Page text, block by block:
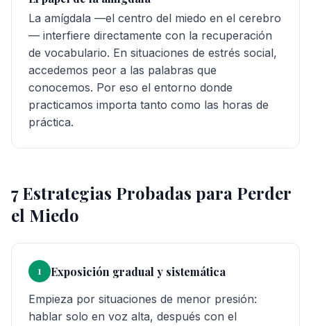
La amígdala —el centro del miedo en el cerebro
— interfiere directamente con la recuperación
de vocabulario. En situaciones de estrés social,
accedemos peor a las palabras que
conocemos. Por eso el entorno donde
practicamos importa tanto como las horas de
práctica.
7 Estrategias Probadas para Perder
el Miedo
1 Exposición gradual y sistemática
Empieza por situaciones de menor presión:
hablar solo en voz alta, después con el